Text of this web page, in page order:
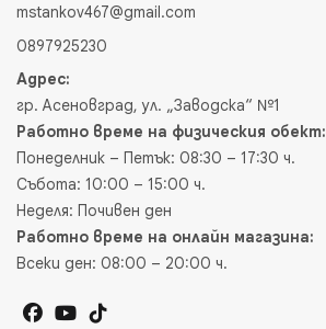
mstankov467@gmail.com
0897925230
Адрес:
гр. Асеновград, ул. „Заводска“ №1
Работно време на физическия обект:
Понеделник – Петък: 08:30 – 17:30 ч.
Събота: 10:00 – 15:00 ч.
Неделя: Почивен ден
Работно време на онлайн магазина:
Всеки ден: 08:00 – 20:00 ч.